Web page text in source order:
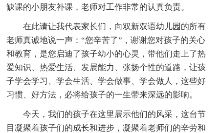
缺课的小朋友补课，老师对工作非常的认真负责。
在此请让我代表家长们，向双新双语幼儿园的所有
老师真诚地说一声：“您辛苦了”，谢谢您对孩子的关心
和教育，是您启迪了孩子幼小的心灵，带他们走上了热
爱知识、热爱生活、发展能力、张扬个性的道路，让孩
子学会学习、学会生活、学会做事、学会做人，这些好
习惯、好方法，必将给孩子的一生带来深远的影响。
今天，我们的孩子在这里展示他们的风采，这台节
目凝聚着孩子们的成长和进步，凝聚着老师们的辛劳和